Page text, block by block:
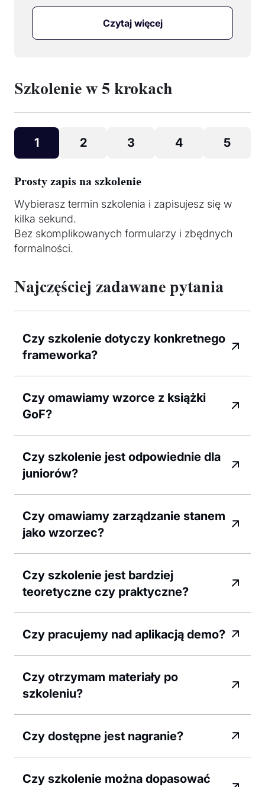
Czytaj więcej
Szkolenie w 5 krokach
1 2 3 4 5
Prosty zapis na szkolenie
Wybierasz termin szkolenia i zapisujesz się w
kilka sekund.
Bez skomplikowanych formularzy i zbędnych
formalności.
Najczęściej zadawane pytania
Czy szkolenie dotyczy konkretnego
frameworka?
Czy omawiamy wzorce z książki
GoF?
Czy szkolenie jest odpowiednie dla
juniorów?
Czy omawiamy zarządzanie stanem
jako wzorzec?
Czy szkolenie jest bardziej
teoretyczne czy praktyczne?
Czy pracujemy nad aplikacją demo?
Czy otrzymam materiały po
szkoleniu?
Czy dostępne jest nagranie?
Czy szkolenie można dopasować